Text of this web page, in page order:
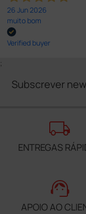
26 Jun 2026
muito bom
Verified buyer
;
Subscrever
local_shipping
ENTREGAS
support_agent
APOIO AO